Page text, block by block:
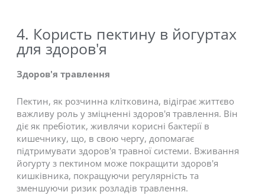
4. Користь пектину в йогуртах
для здоров'я
Здоров'я травлення
Пектин, як розчинна клітковина, відіграє життєво
важливу роль у зміцненні здоров'я травлення. Він
діє як пребіотик, живлячи корисні бактерії в
кишечнику, що, в свою чергу, допомагає
підтримувати здоров'я травної системи. Вживання
йогурту з пектином може покращити здоров'я
кишківника, покращуючи регулярність та
зменшуючи ризик розладів травлення.